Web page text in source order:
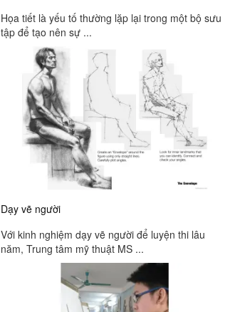
Họa tiết là yếu tố thường lặp lại trong một bộ sưu
tập để tạo nên sự ...
Dạy vẽ người
Với kinh nghiệm dạy vẽ người để luyện thi lâu
năm, Trung tâm mỹ thuật MS ...